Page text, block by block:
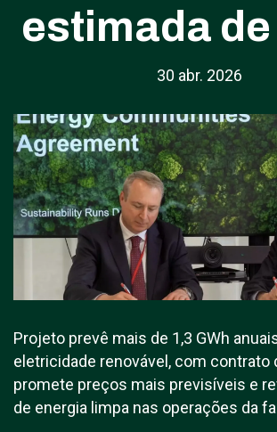
estimada de
30 abr. 2026
Projeto prevê mais de 1,3 GWh
eletricidade renovável, com contrato
promete preços mais previsíveis e
de energia limpa nas operações da